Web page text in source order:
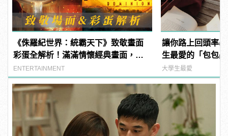
《侏羅紀世界：統霸天下》致敬畫面
彩蛋全解析！滿滿情懷經典畫面，老
影迷才看得懂！
ENTERTAINMENT
讓你路上回頭率
生最愛的「包包
包一次買個夠！
大學生最愛